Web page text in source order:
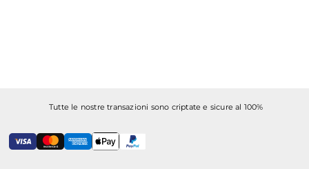
Tutte le nostre transazioni sono criptate e sicure al 100%